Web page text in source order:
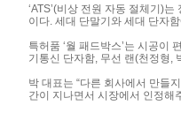
‘ATS’(비상 전원 자동 절체기)
이다. 세대 단말기와 세대 단자
특허품 ‘월 패드박스’는 시공이
기통신 단자함, 무선 랜(천정형,
박 대표는 “다른 회사에서 만들
간이 지나면서 시장에서 인정해